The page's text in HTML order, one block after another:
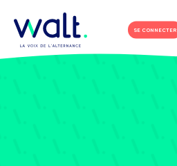
SE CONNECTER